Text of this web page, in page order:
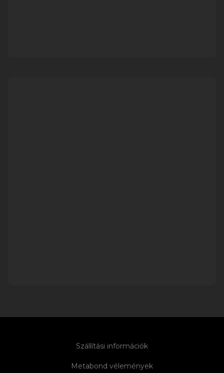
Szállítási információk
Metabond vélemények